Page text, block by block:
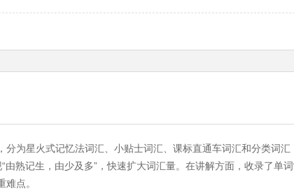
为星火式记忆法词汇、小贴士词汇、课标直通车词汇和分类词
熟记生，由少及多”，快速扩大词汇量。在讲解方面，收录了单
点。